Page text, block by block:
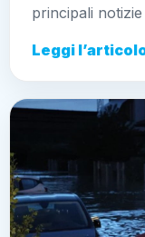
principali
Leggi